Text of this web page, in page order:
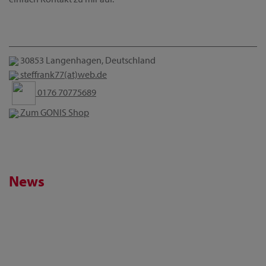
30853 Langenhagen, Deutschland
steffrank77(at)web.de
0176 70775689
Zum GONIS Shop
News